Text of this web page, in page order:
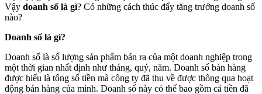
Vậy doanh số là gì? Có những cách thúc đẩy tăng trưởng doanh số
nào?
Doanh số là gì?
Doanh số là số lượng sản phẩm bán ra của một doanh nghiệp trong
một thời gian nhất định như tháng, quý, năm. Doanh số bán hàng
được hiểu là tổng số tiền mà công ty đã thu về được thông qua hoạt
động bán hàng của mình. Doanh số này có thể bao gồm cả tiền đã